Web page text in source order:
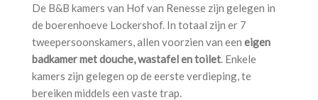
De B&B kamers van Hof van Renesse zijn gelegen in
de boerenhoeve Lockershof. In totaal zijn er 7
tweepersoonskamers, allen voorzien van een eigen
badkamer met douche, wastafel en toilet. Enkele
kamers zijn gelegen op de eerste verdieping, te
bereiken middels een vaste trap.